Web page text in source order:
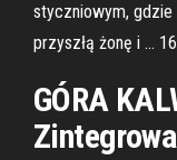
styczniowym,
przyszłą żonę i …
GÓRA